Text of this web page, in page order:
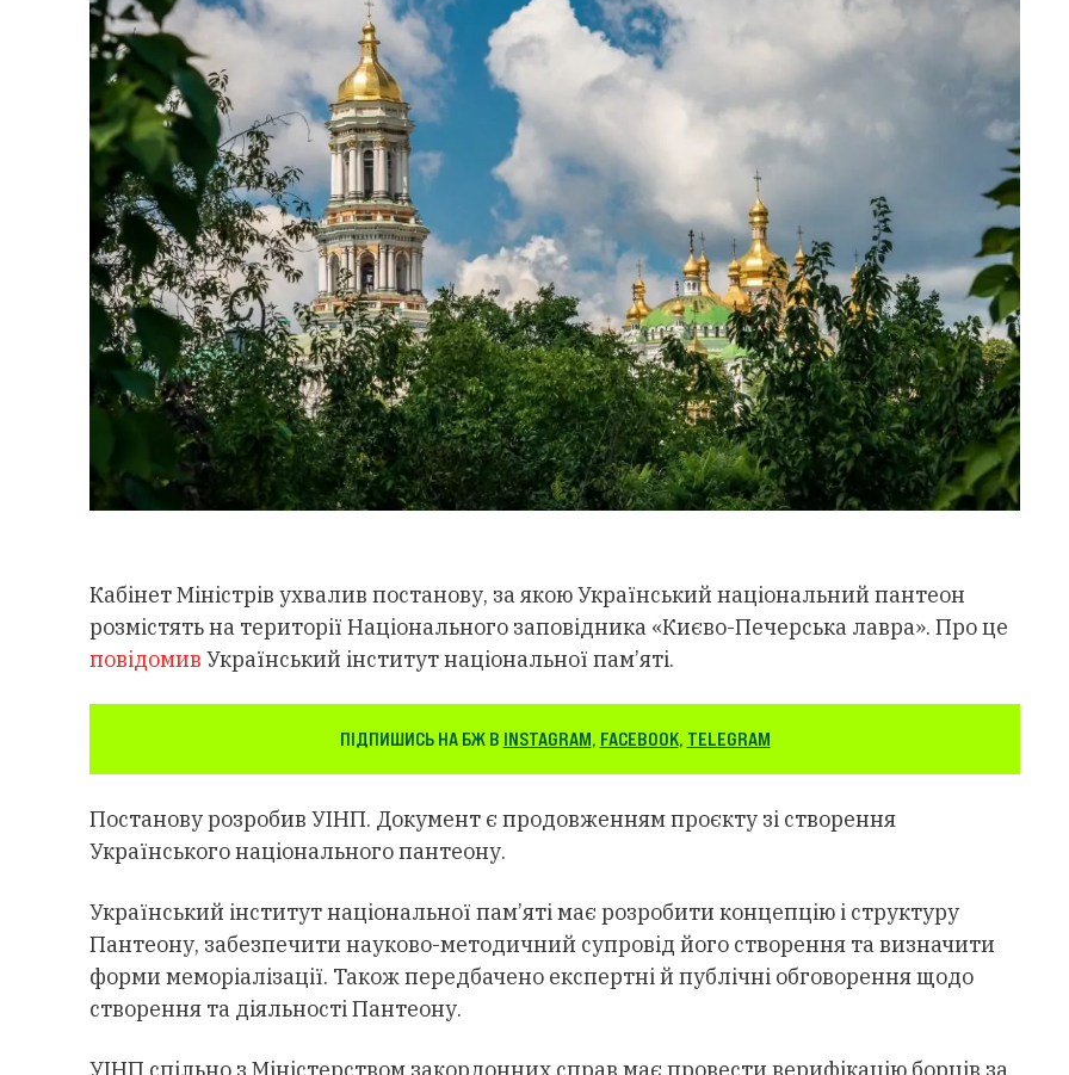
Кабінет Міністрів ухвалив постанову, за якою Український національний пантеон
розмістять на території Національного заповідника «Києво-Печерська лавра». Про це
повідомив Український інститут національної пам’яті.
ПІДПИШИСЬ НА БЖ В INSTAGRAM, FACEBOOK, TELEGRAM
Постанову розробив УІНП. Документ є продовженням проєкту зі створення
Українського національного пантеону.
Український інститут національної пам’яті має розробити концепцію і структуру
Пантеону, забезпечити науково-методичний супровід його створення та визначити
форми меморіалізації. Також передбачено експертні й публічні обговорення щодо
створення та діяльності Пантеону.